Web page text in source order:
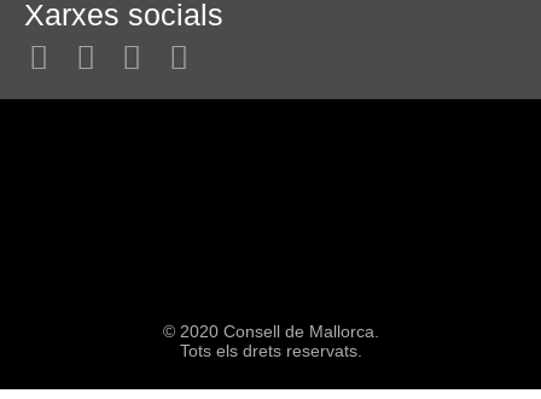
Xarxes socials
© 2020 Consell de Mallorca.
Tots els drets reservats.